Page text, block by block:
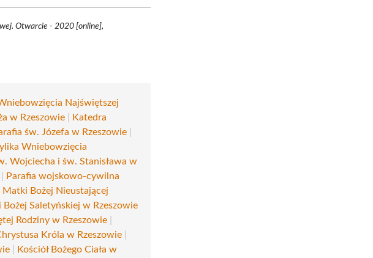
Otwarcie - 2020 [online],
Najświętszej
w Rzeszowie
Katedra
św. Józefa w Rzeszowie
Wniebowzięcia
Wojciecha i św. Stanisława w
Parafia wojskowo-cywilna
Matki Bożej Nieustającej
Saletyńskiej w Rzeszowie
Rodziny w Rzeszowie
Króla w Rzeszowie
Kościół Bożego Ciała w